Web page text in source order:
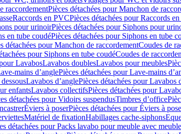
raccordementPièces détachées pour Manchon de
Raccords en PVCPièces détachées pour Raccords
pour urinoirPièces détachées pour Siphons pour
en tube coudéPièces détachées pour Siphons en tube
détachées pour Manchon de raccordementCoudes de
pour Siphons en tube coudéCoudes de
LavabosLavabos doublesLavabos pour meubles
mains d’anglePièces détachées pour Lave-mains
Lavabos d’anglePièces détachées pour Lavabos
enfantsLavabos collectifsPièces détachées pour
détachées pour Vidoirs suspendusTimbres dʼoffice
Éviers à poserPièces détachées pour Éviers à
Matériel de fixationHabillages cache-siphons
détachées pour Packs lavabo pour meuble avec